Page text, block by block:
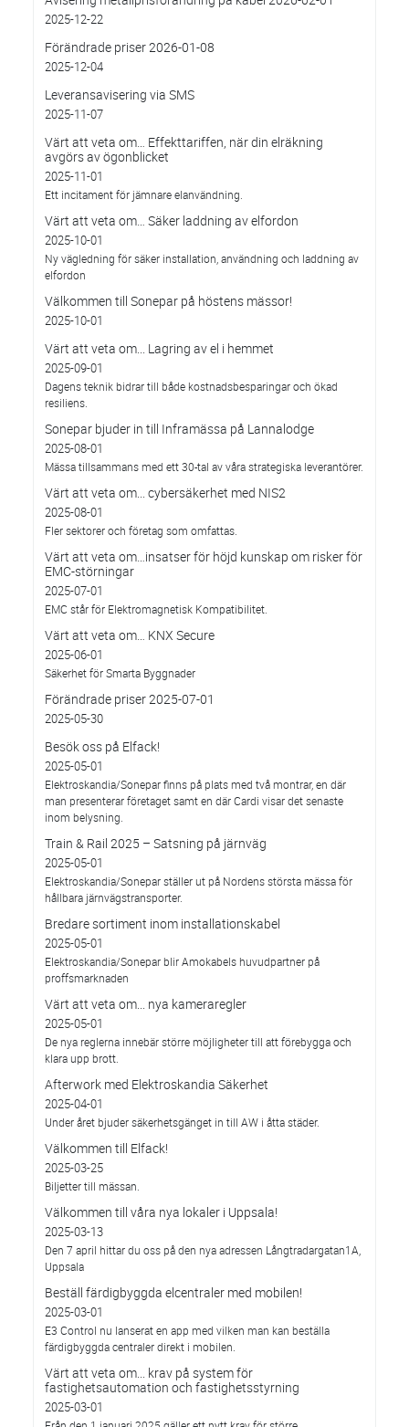
2025-12-22
Förändrade priser 2026-01-08
2025-12-04
Leveransavisering via SMS
2025-11-07
Värt att veta om… Effekttariffen, när din elräkning
avgörs av ögonblicket
2025-11-01
Ett incitament för jämnare elanvändning.
Värt att veta om… Säker laddning av elfordon
2025-10-01
Ny vägledning för säker installation, användning och laddning av
elfordon
Välkommen till Sonepar på höstens mässor!
2025-10-01
Värt att veta om... Lagring av el i hemmet
2025-09-01
Dagens teknik bidrar till både kostnadsbesparingar och ökad
resiliens.
Sonepar bjuder in till Inframässa på Lannalodge
2025-08-01
Mässa tillsammans med ett 30-tal av våra strategiska leverantörer.
Värt att veta om... cybersäkerhet med NIS2
2025-08-01
Fler sektorer och företag som omfattas.
Värt att veta om…insatser för höjd kunskap om risker för
EMC-störningar
2025-07-01
EMC står för Elektromagnetisk Kompatibilitet.
Värt att veta om… KNX Secure
2025-06-01
Säkerhet för Smarta Byggnader
Förändrade priser 2025-07-01
2025-05-30
Besök oss på Elfack!
2025-05-01
Elektroskandia/Sonepar finns på plats med två montrar, en där
man presenterar företaget samt en där Cardi visar det senaste
inom belysning.
Train & Rail 2025 – Satsning på järnväg
2025-05-01
Elektroskandia/Sonepar ställer ut på Nordens största mässa för
hållbara järnvägstransporter.
Bredare sortiment inom installationskabel
2025-05-01
Elektroskandia/Sonepar blir Amokabels huvudpartner på
proffsmarknaden
Värt att veta om... nya kameraregler
2025-05-01
De nya reglerna innebär större möjligheter till att förebygga och
klara upp brott.
Afterwork med Elektroskandia Säkerhet
2025-04-01
Under året bjuder säkerhetsgänget in till AW i åtta städer.
Välkommen till Elfack!
2025-03-25
Biljetter till mässan.
Välkommen till våra nya lokaler i Uppsala!
2025-03-13
Den 7 april hittar du oss på den nya adressen Långtradargatan1A,
Uppsala
Beställ färdigbyggda elcentraler med mobilen!
2025-03-01
E3 Control nu lanserat en app med vilken man kan beställa
färdigbyggda centraler direkt i mobilen.
Värt att veta om... krav på system för
fastighetsautomation och fastighetsstyrning
2025-03-01